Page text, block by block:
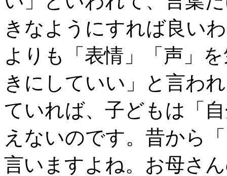
きなようにすれば良い
よりも「表情」「声」
きにしていい」と言わ
ていれば、子どもは「
えないのです。昔から
言いますよね。お母さ